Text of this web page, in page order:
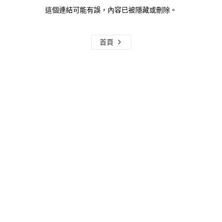
這個連結可能有誤，內容已被隱藏或刪除。
首頁